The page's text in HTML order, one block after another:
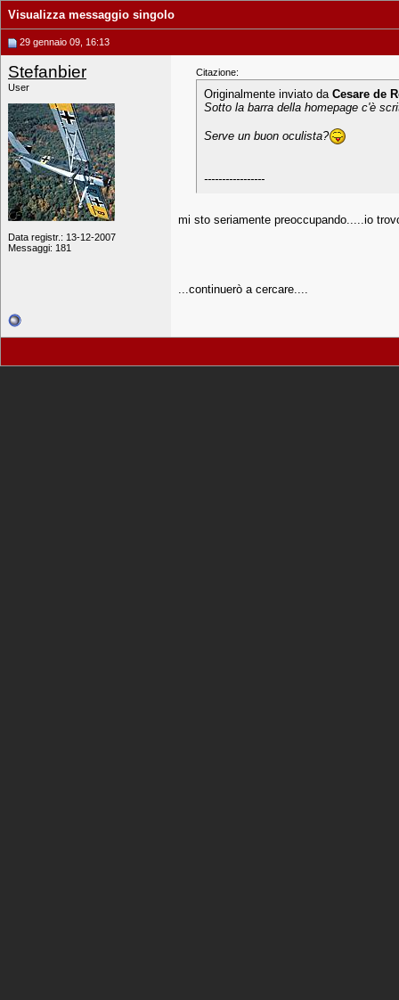
Visualizza messaggio singolo
29 gennaio 09, 16:13
Stefanbier
User
Data registr.: 13-12-2007
Messaggi: 181
Citazione:
Originalmente inviato da Cesare de
Sotto la barra della homepage c'è
Serve un buon oculista?
-----------------
mi sto seriamente preoccupando.....io
...continuerò a cercare....